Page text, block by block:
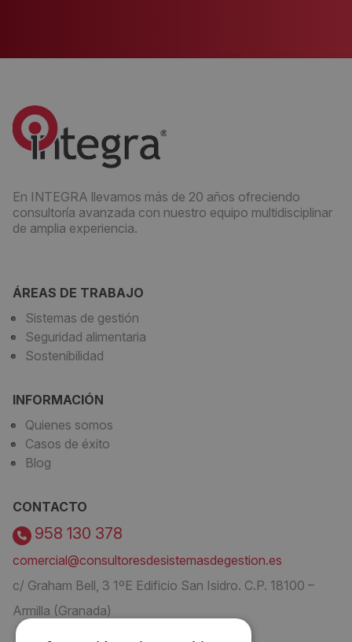
En INTEGRA llevamos más de 20 años ofreciendo
consultoría avanzada con nuestro equipo multidisciplinar
de amplia experiencia.
ÁREAS DE TRABAJO
Sistemas de gestión
Seguridad alimentaria
Sostenibilidad
INFORMACIÓN
Quienes somos
Casos de éxito
Blog
CONTACTO
958 130 378
comercial@consultoresdesistemasdegestion.es
c/ Graham Bell, 3 1ºE Edificio San Isidro. C.P. 18100 –
Armilla (Granada)